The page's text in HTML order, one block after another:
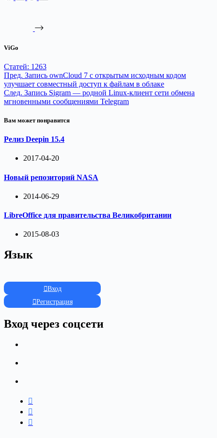
ViGo
Статей: 1263
Пред. Запись ownCloud 7 с открытым исходным кодом
улучшает совместный доступ к файлам в облаке
След. Запись Sigram — родной Linux-клиент сети обмена
мгновенными сообщениями Telegram
Вам может понравится
Релиз Deepin 15.4
2017-04-20
Новый репозиторий NASA
2014-06-29
LibreOffice для правительства Великобритании
2015-08-03
Язык
Вход
Регистрация
Вход через соцсети